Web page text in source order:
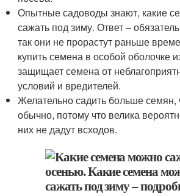
Опытные садоводы знают, какие
сажать под зиму. Ответ –
так они не прорастут раньше
купить семена в особой оболочке
защищает семена от
условий и вредителей.
Желательно садить больше семян,
обычно, потому что велика
них не дадут всходов.